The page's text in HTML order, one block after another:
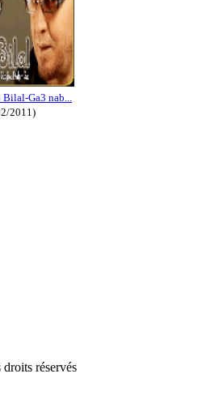
Bilal-Ga3 nab...
2011)
droits réservés